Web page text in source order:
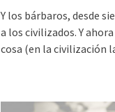
Y los bárbaros, desde
a los civilizados. Y
cosa (en la civilización